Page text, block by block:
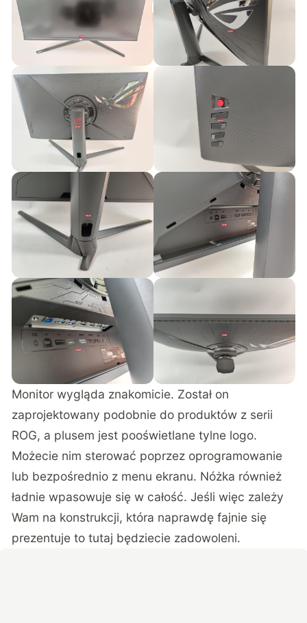
Monitor wygląda znakomicie. Został on
zaprojektowany podobnie do produktów z serii
ROG, a plusem jest pooświetlane tylne logo.
Możecie nim sterować poprzez oprogramowanie
lub bezpośrednio z menu ekranu. Nóżka również
ładnie wpasowuje się w całość. Jeśli więc zależy
Wam na konstrukcji, która naprawdę fajnie się
prezentuje to tutaj będziecie zadowoleni.